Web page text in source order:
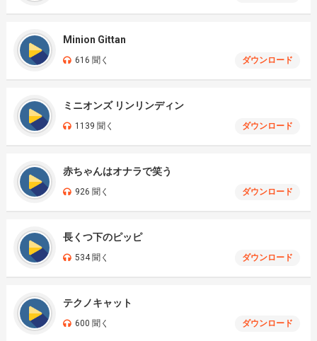
Minion Gittan
616 聞く ダウンロード
ミニオンズ リンリンディン
1139 聞く ダウンロード
赤ちゃんはオナラで笑う
926 聞く ダウンロード
長くつ下のピッピ
534 聞く ダウンロード
テクノキャット
600 聞く ダウンロード